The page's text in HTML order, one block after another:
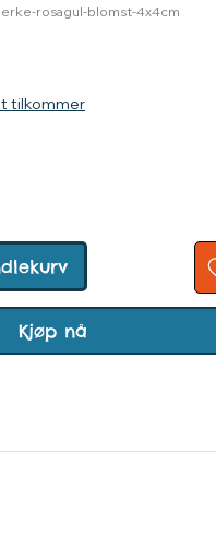
rosagul-blomst-4x4cm
tilkommer
Kjøp nå